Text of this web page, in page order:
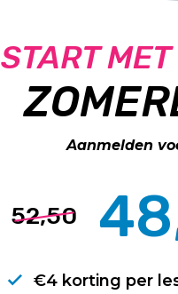
START
Aanmelden
52,50
€4 korting per